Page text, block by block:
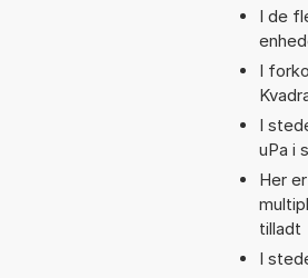
I de
I
I
uPa i
Her
tilladt
I